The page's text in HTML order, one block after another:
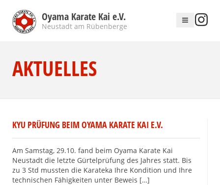
Oyama Karate Kai e.V.
Neustadt am Rübenberge
AKTUELLES
KYU PRÜFUNG BEIM OYAMA KARATE KAI E.V.
Am Samstag, 29.10. fand beim Oyama Karate Kai
Neustadt die letzte Gürtelprüfung des Jahres statt. Bis
zu 3 Std mussten die Karateka Ihre Kondition und Ihre
technischen Fähigkeiten unter Beweis […]